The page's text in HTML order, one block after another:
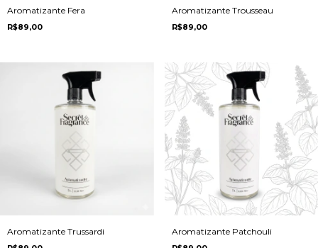
Aromatizante Fera
R$89,00
Aromatizante Trousseau
R$89,00
Aromatizante Trussardi Aromatizante Patchouli